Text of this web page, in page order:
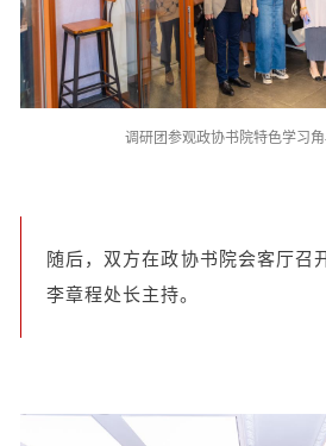
调研团参观政协书院特色学习
随后，双方在政协书院会客厅召
李章程处长主持。